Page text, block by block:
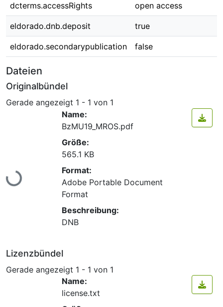
dcterms.accessRights open access
eldorado.dnb.deposit true
eldorado.secondarypublication false
Dateien
Originalbündel
Gerade angezeigt 1 - 1 von 1
Lade...
Name:
BzMU19_MROS.pdf
Größe:
565.1 KB
Format:
Adobe Portable Document
Format
Beschreibung:
DNB
Lizenzbündel
Gerade angezeigt 1 - 1 von 1
Name:
license.txt